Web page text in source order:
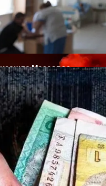
Власти В
Мир Не Обмануть
США Оказался
«испанки» 1918 Года
Массовое